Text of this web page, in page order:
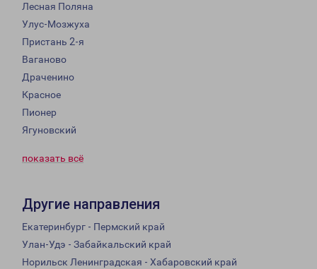
Лесная Поляна
Улус-Мозжуха
Пристань 2-я
Ваганово
Драченино
Красное
Пионер
Ягуновский
показать всё
Другие направления
Екатеринбург - Пермский край
Улан-Удэ - Забайкальский край
Норильск Ленинградская - Хабаровский край